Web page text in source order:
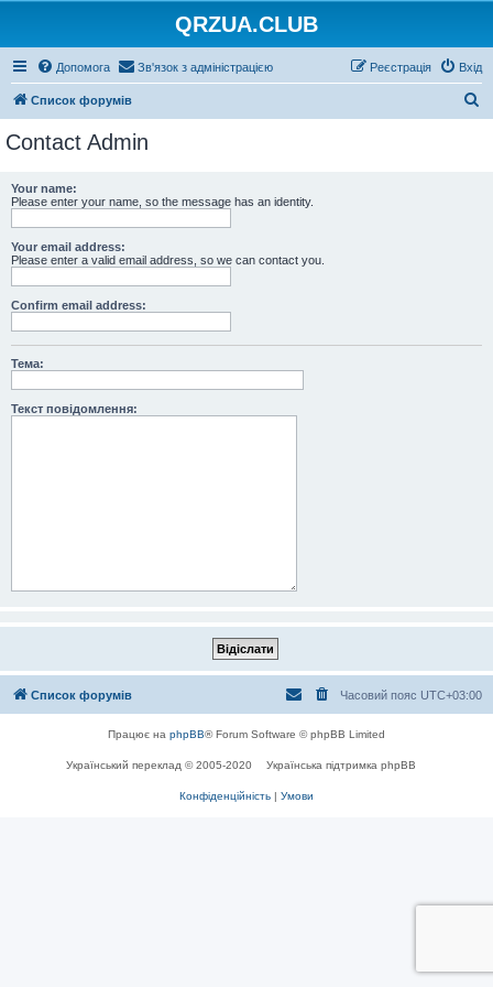
QRZUA.CLUB
Допомога Зв'язок з адміністрацією Вхід
Реєстрація
Список форумів
Contact Admin
Your name:
Please enter your name, so the message has an identity.
Your email address:
Please enter a valid email address, so we can contact you.
Confirm email address:
Тема:
Текст повідомлення:
Список форумів Часовий пояс UTC+03:00
Працює на phpBB® Forum Software © phpBB Limited
Український переклад © 2005-2020 Українська підтримка phpBB
Конфіденційність | Умови